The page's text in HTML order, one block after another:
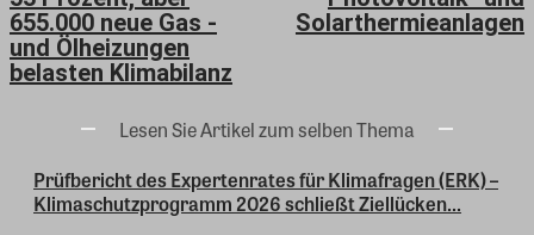
655.000 neue Gas -
und Ölheizungen
belasten Klimabilanz
Solarthermieanlagen
Lesen Sie Artikel zum selben Thema
Prüfbericht des Expertenrates für Klimafragen (ERK) –
Klimaschutzprogramm 2026 schließt Ziellücken...